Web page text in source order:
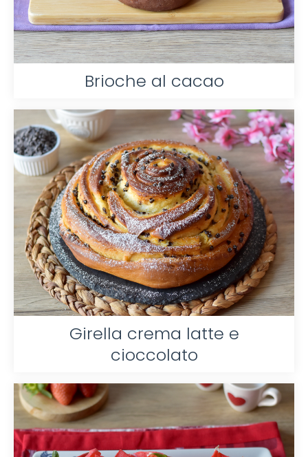
Brioche al cacao
Girella crema latte e
cioccolato